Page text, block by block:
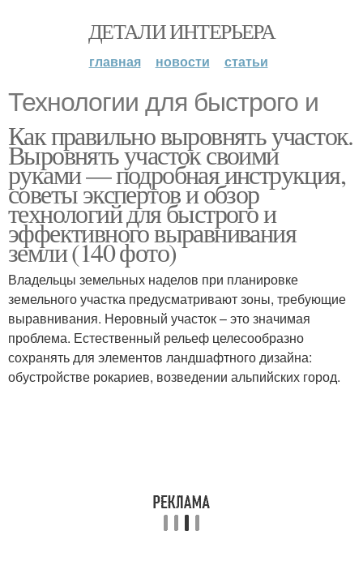
ДЕТАЛИ ИНТЕРЬЕРА
главная новости статьи
Технологии для быстрого и
Как правильно выровнять участок.
Выровнять участок своими
руками — подробная инструкция,
советы экспертов и обзор
технологий для быстрого и
эффективного выравнивания
земли (140 фото)
Владельцы земельных наделов при планировке
земельного участка предусматривают зоны, требующие
выравнивания. Неровный участок – это значимая
проблема. Естественный рельеф целесообразно
сохранять для элементов ландшафтного дизайна:
обустройстве рокариев, возведении альпийских город.